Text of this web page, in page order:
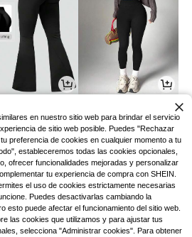
en nuestro sitio web para brindar el servicio
de sitio web posible. Puedes "Rechazar
preferencia de cookies en cualquier momento a tu
estableceremos todas las cookies opcionales,
ofrecer funcionalidades mejoradas y personalizar
tu experiencia de compra con SHEIN.
el uso de cookies estrictamente necesarias
Puedes desactivarlas cambiando la
esto puede afectar el funcionamiento del sitio web.
las cookies que utilizamos y para ajustar tus
selecciona "Administrar cookies". Para obtener